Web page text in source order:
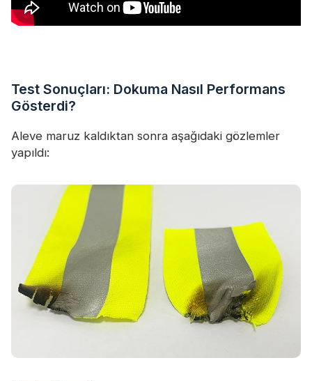
Test Sonuçları: Dokuma Nasıl Performans
Gösterdi?
Aleve maruz kaldıktan sonra aşağıdaki gözlemler
yapıldı: